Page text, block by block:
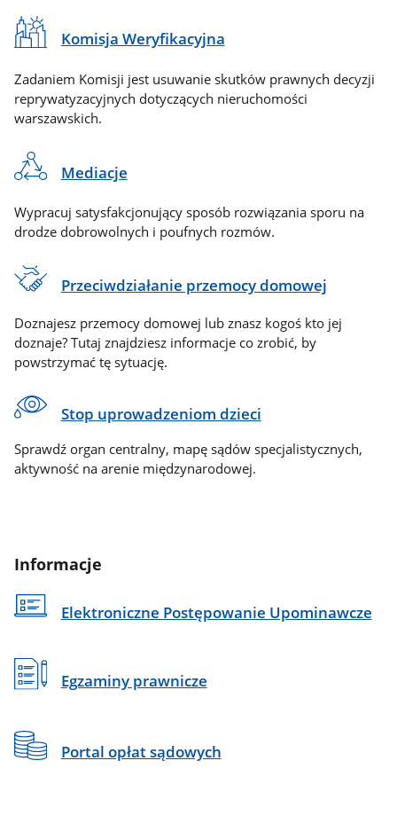
Komisja Weryfikacyjna
Zadaniem Komisji jest usuwanie skutków prawnych decyzji
reprywatyzacyjnych dotyczących nieruchomości
warszawskich.
Mediacje
Wypracuj satysfakcjonujący sposób rozwiązania sporu na
drodze dobrowolnych i poufnych rozmów.
Przeciwdziałanie przemocy domowej
Doznajesz przemocy domowej lub znasz kogoś kto jej
doznaje? Tutaj znajdziesz informacje co zrobić, by
powstrzymać tę sytuację.
Stop uprowadzeniom dzieci
Sprawdź organ centralny, mapę sądów specjalistycznych,
aktywność na arenie międzynarodowej.
Informacje
Elektroniczne Postępowanie Upominawcze
Egzaminy prawnicze
Portal opłat sądowych